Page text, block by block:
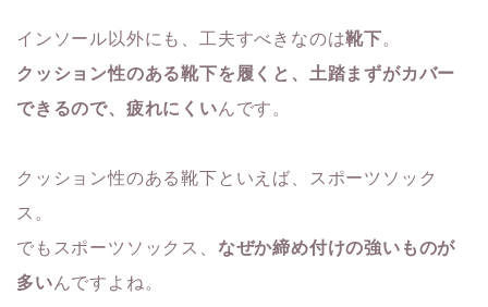
インソール以外にも、工夫すべきなのは靴下。
クッション性のある靴下を履くと、土踏まずがカバー
できるので、疲れにくいんです。
クッション性のある靴下といえば、スポーツソック
ス。
でもスポーツソックス、 なぜか締め付けの強いものが
多いんですよね。